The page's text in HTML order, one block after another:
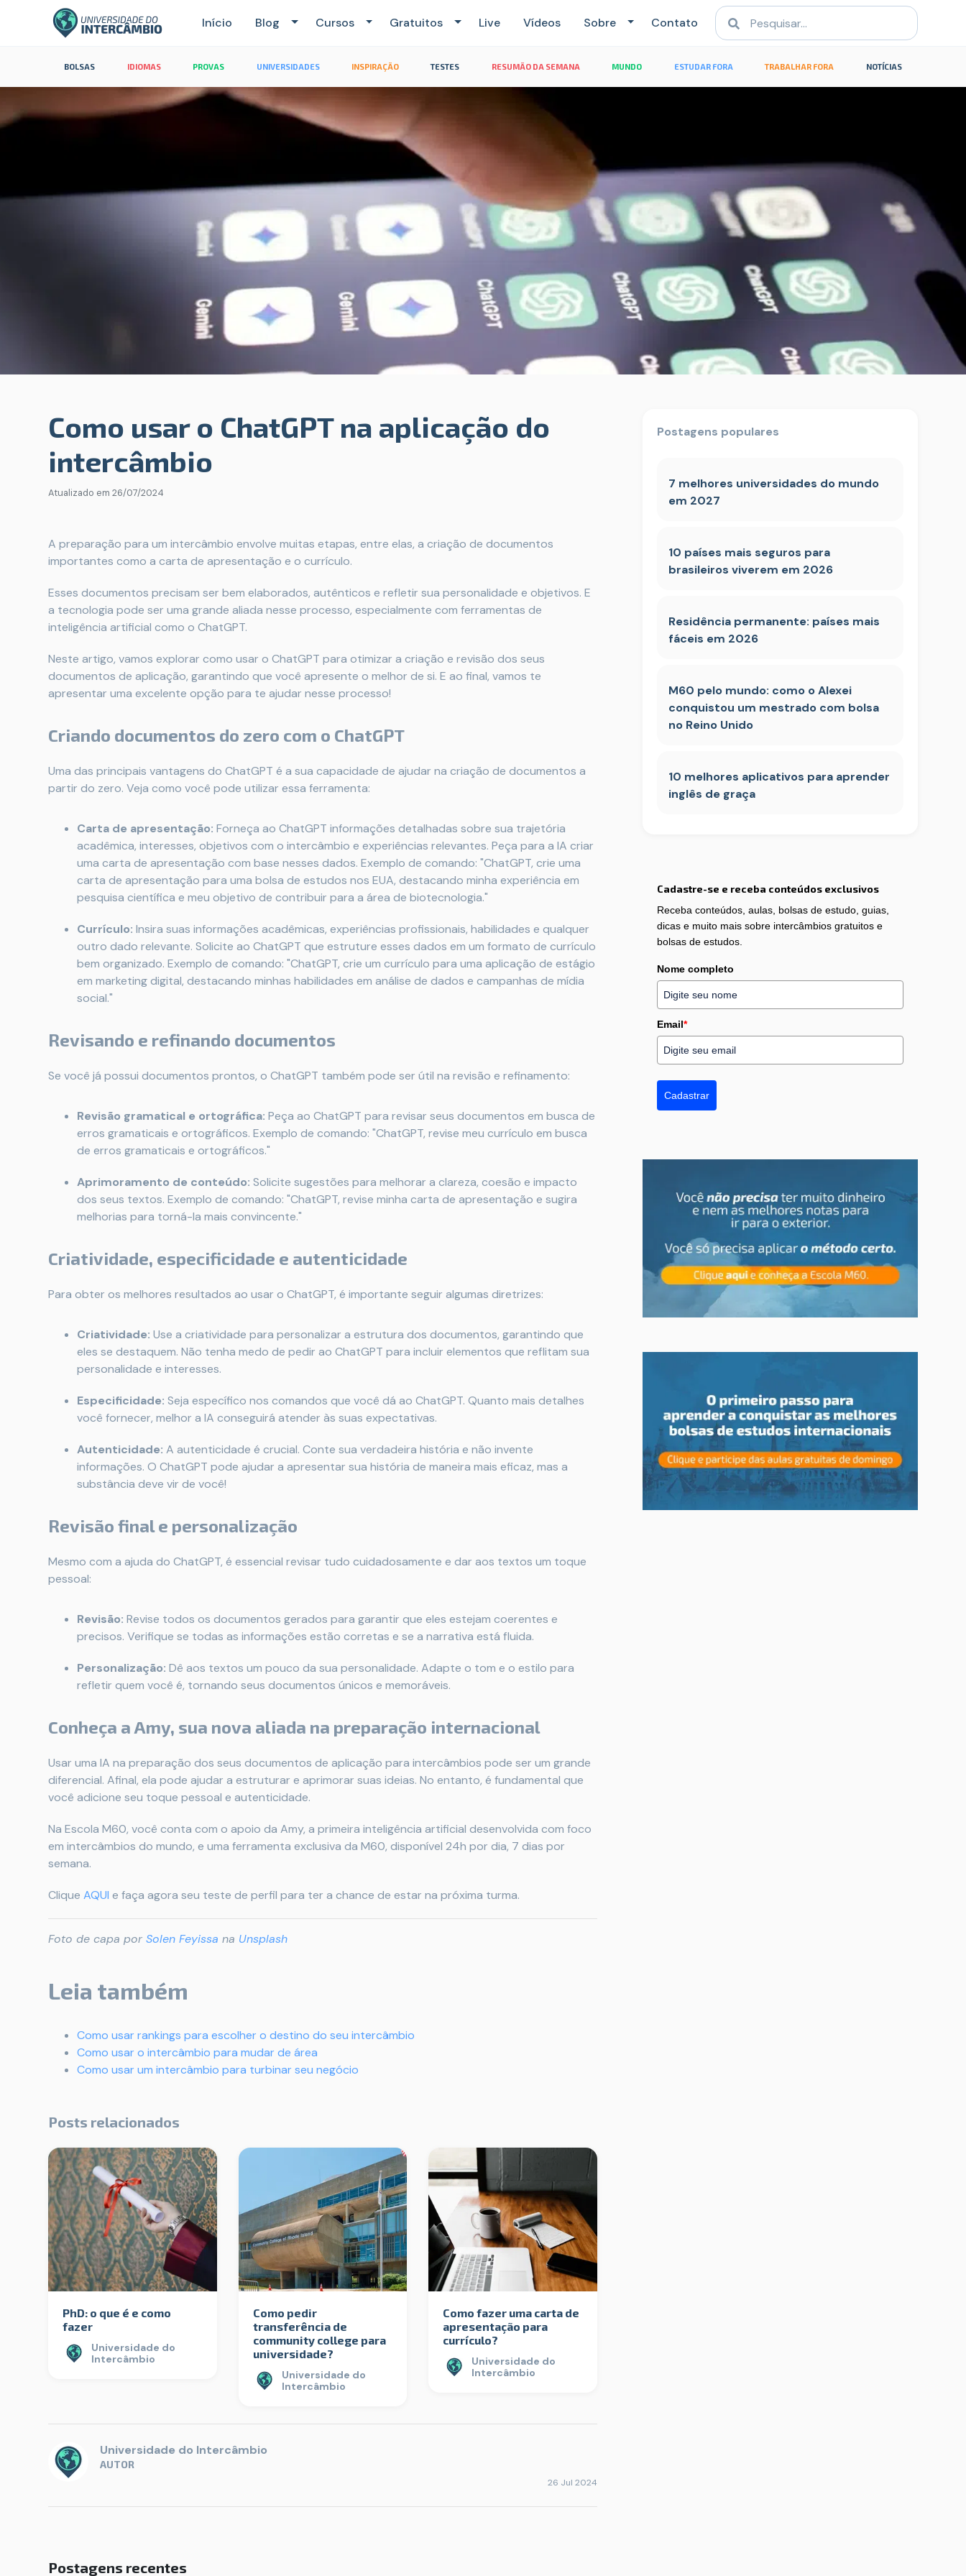
Início Blog Cursos Gratuitos Live Vídeos Sobre Contato
BOLSAS IDIOMAS PROVAS UNIVERSIDADES INSPIRAÇÃO TESTES RESUMÃO DA SEMANA MUNDO ESTUDAR FORA TRABALHAR FORA NOTÍCIAS
Como usar o ChatGPT na aplicação do
intercâmbio
Atualizado em 26/07/2024
A preparação para um intercâmbio envolve muitas etapas, entre elas, a criação de documentos
importantes como a carta de apresentação e o currículo.
Esses documentos precisam ser bem elaborados, autênticos e refletir sua personalidade e objetivos. E
a tecnologia pode ser uma grande aliada nesse processo, especialmente com ferramentas de
inteligência artificial como o ChatGPT.
Neste artigo, vamos explorar como usar o ChatGPT para otimizar a criação e revisão dos seus
documentos de aplicação, garantindo que você apresente o melhor de si. E ao final, vamos te
apresentar uma excelente opção para te ajudar nesse processo!
Criando documentos do zero com o ChatGPT
Uma das principais vantagens do ChatGPT é a sua capacidade de ajudar na criação de documentos a
partir do zero. Veja como você pode utilizar essa ferramenta:
Carta de apresentação: Forneça ao ChatGPT informações detalhadas sobre sua trajetória
acadêmica, interesses, objetivos com o intercâmbio e experiências relevantes. Peça para a IA criar
uma carta de apresentação com base nesses dados. Exemplo de comando: "ChatGPT, crie uma
carta de apresentação para uma bolsa de estudos nos EUA, destacando minha experiência em
pesquisa científica e meu objetivo de contribuir para a área de biotecnologia."
Currículo: Insira suas informações acadêmicas, experiências profissionais, habilidades e qualquer
outro dado relevante. Solicite ao ChatGPT que estruture esses dados em um formato de currículo
bem organizado. Exemplo de comando: "ChatGPT, crie um currículo para uma aplicação de estágio
em marketing digital, destacando minhas habilidades em análise de dados e campanhas de mídia
social."
Revisando e refinando documentos
Se você já possui documentos prontos, o ChatGPT também pode ser útil na revisão e refinamento:
Revisão gramatical e ortográfica: Peça ao ChatGPT para revisar seus documentos em busca de
erros gramaticais e ortográficos. Exemplo de comando: "ChatGPT, revise meu currículo em busca
de erros gramaticais e ortográficos."
Aprimoramento de conteúdo: Solicite sugestões para melhorar a clareza, coesão e impacto
dos seus textos. Exemplo de comando: "ChatGPT, revise minha carta de apresentação e sugira
melhorias para torná-la mais convincente."
Criatividade, especificidade e autenticidade
Para obter os melhores resultados ao usar o ChatGPT, é importante seguir algumas diretrizes:
Criatividade: Use a criatividade para personalizar a estrutura dos documentos, garantindo que
eles se destaquem. Não tenha medo de pedir ao ChatGPT para incluir elementos que reflitam sua
personalidade e interesses.
Especificidade: Seja específico nos comandos que você dá ao ChatGPT. Quanto mais detalhes
você fornecer, melhor a IA conseguirá atender às suas expectativas.
Autenticidade: A autenticidade é crucial. Conte sua verdadeira história e não invente
informações. O ChatGPT pode ajudar a apresentar sua história de maneira mais eficaz, mas a
substância deve vir de você!
Revisão final e personalização
Mesmo com a ajuda do ChatGPT, é essencial revisar tudo cuidadosamente e dar aos textos um toque
pessoal:
Revisão: Revise todos os documentos gerados para garantir que eles estejam coerentes e
precisos. Verifique se todas as informações estão corretas e se a narrativa está fluida.
Personalização: Dê aos textos um pouco da sua personalidade. Adapte o tom e o estilo para
refletir quem você é, tornando seus documentos únicos e memoráveis.
Conheça a Amy, sua nova aliada na preparação internacional
Usar uma IA na preparação dos seus documentos de aplicação para intercâmbios pode ser um grande
diferencial. Afinal, ela pode ajudar a estruturar e aprimorar suas ideias. No entanto, é fundamental que
você adicione seu toque pessoal e autenticidade.
Na Escola M60, você conta com o apoio da Amy, a primeira inteligência artificial desenvolvida com foco
em intercâmbios do mundo, e uma ferramenta exclusiva da M60, disponível 24h por dia, 7 dias por
semana.
Clique AQUI e faça agora seu teste de perfil para ter a chance de estar na próxima turma.
Foto de capa por Solen Feyissa na Unsplash
Leia também
Como usar rankings para escolher o destino do seu intercâmbio
Como usar o intercâmbio para mudar de área
Como usar um intercâmbio para turbinar seu negócio
Posts relacionados
PhD: o que é e como
fazer
Universidade do
Intercâmbio
Como pedir
transferência de
community college para
universidade?
Universidade do
Intercâmbio
Como fazer uma carta de
apresentação para
currículo?
Universidade do
Intercâmbio
Universidade do Intercâmbio
AUTOR
26 Jul 2024
Postagens populares
7 melhores universidades do mundo
em 2027
10 países mais seguros para
brasileiros viverem em 2026
Residência permanente: países mais
fáceis em 2026
M60 pelo mundo: como o Alexei
conquistou um mestrado com bolsa
no Reino Unido
10 melhores aplicativos para aprender
inglês de graça
Cadastre-se e receba conteúdos exclusivos
Receba conteúdos, aulas, bolsas de estudo, guias,
dicas e muito mais sobre intercâmbios gratuitos e
bolsas de estudos.
Nome completo
Email*
Cadastrar
Postagens recentes